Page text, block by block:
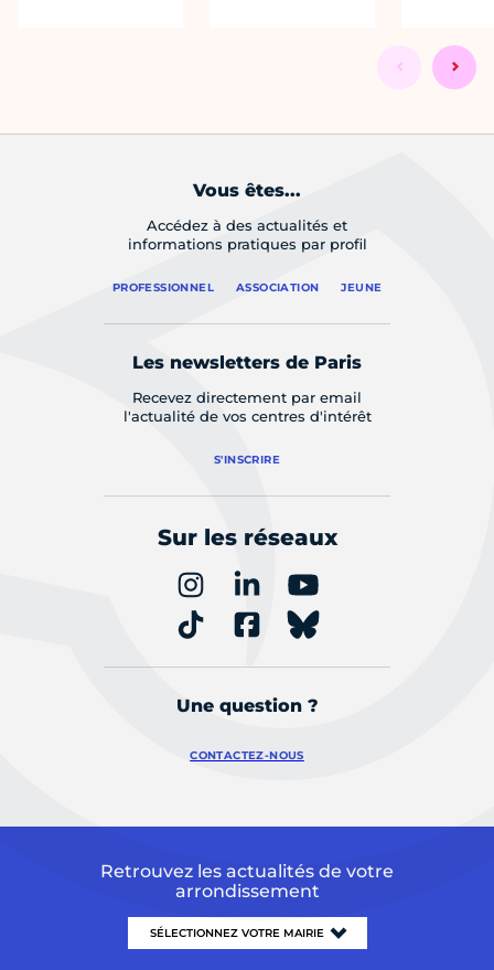
Vous êtes...
Accédez à des actualités et
informations pratiques par profil
PROFESSIONNEL ASSOCIATION JEUNE
Les newsletters de Paris
Recevez directement par email
l'actualité de vos centres d'intérêt
S'INSCRIRE
Sur les réseaux
Une question ?
CONTACTEZ-NOUS
Retrouvez les actualités de votre
arrondissement